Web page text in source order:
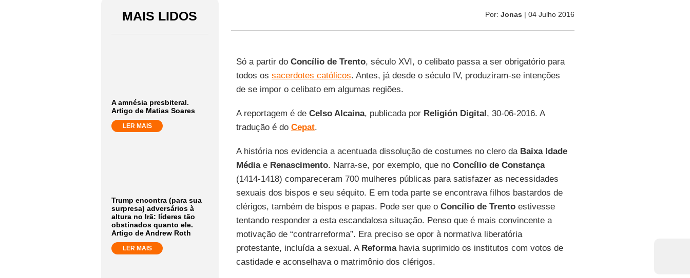
MAIS LIDOS
A amnésia presbiteral.
Artigo de Matias Soares
LER MAIS
Trump encontra (para sua
surpresa) adversários à
altura no Irã: líderes tão
obstinados quanto ele.
Artigo de Andrew Roth
LER MAIS
Por: Jonas | 04 Julho 2016
Só a partir do Concílio de Trento, século XVI, o celibato passa a ser obrigatório para
todos os sacerdotes católicos. Antes, já desde o século IV, produziram-se intenções
de se impor o celibato em algumas regiões.
A reportagem é de Celso Alcaina, publicada por Religión Digital, 30-06-2016. A
tradução é do Cepat.
A história nos evidencia a acentuada dissolução de costumes no clero da Baixa Idade
Médiae Renascimento. Narra-se, por exemplo, que no Concílio de Constança
(1414-1418) compareceram 700 mulheres públicas para satisfazer as necessidades
sexuais dos bispos e seu séquito. E em toda parte se encontrava filhos bastardos de
clérigos, também de bispos e papas. Pode ser que o Concílio de Trentoestivesse
tentando responder a esta escandalosa situação. Penso que é mais convincente a
motivação de “contrarreforma”. Era preciso se opor à normativa liberatória
protestante, incluída a sexual. A Reformahavia suprimido os institutos com votos de
castidade e aconselhava o matrimônio dos clérigos.